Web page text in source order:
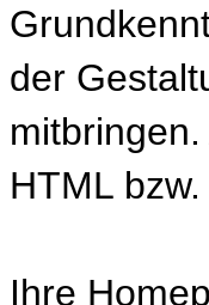
der
HTML
Ihre